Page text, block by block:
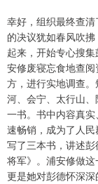
幸好，组织最终查
的决议犹如春风吹
起来，开始专心搜
安修废寝忘食地查
方，进行实地调查
河、会宁、太行山、
一书。书中内容真
速畅销，成为了人
写了三本书，讲述
将军》。浦安修做
更是她对彭德怀深深